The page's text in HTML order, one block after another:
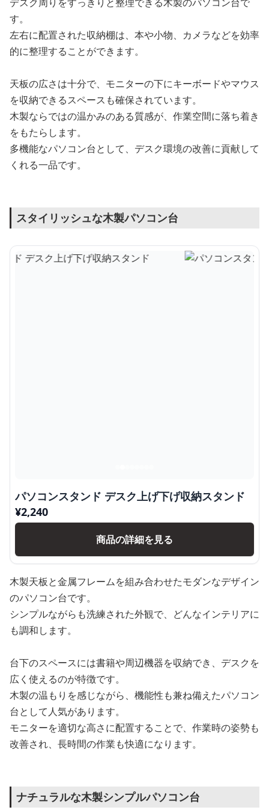
す。
左右に配置された収納棚は、本や小物、カメラなどを効率
的に整理することができます。
天板の広さは十分で、モニターの下にキーボードやマウス
を収納できるスペースも確保されています。
木製ならではの温かみのある質感が、作業空間に落ち着き
をもたらします。
多機能なパソコン台として、デスク環境の改善に貢献して
くれる一品です。
スタイリッシュな木製パソコン台
パソコンスタンド デスク上げ下げ収納スタンド
¥2,240
商品の詳細を見る
木製天板と金属フレームを組み合わせたモダンなデザイン
のパソコン台です。
シンプルながらも洗練された外観で、どんなインテリアに
も調和します。
台下のスペースには書籍や周辺機器を収納でき、デスクを
広く使えるのが特徴です。
木製の温もりを感じながら、機能性も兼ね備えたパソコン
台として人気があります。
モニターを適切な高さに配置することで、作業時の姿勢も
改善され、長時間の作業も快適になります。
ナチュラルな木製シンプルパソコン台